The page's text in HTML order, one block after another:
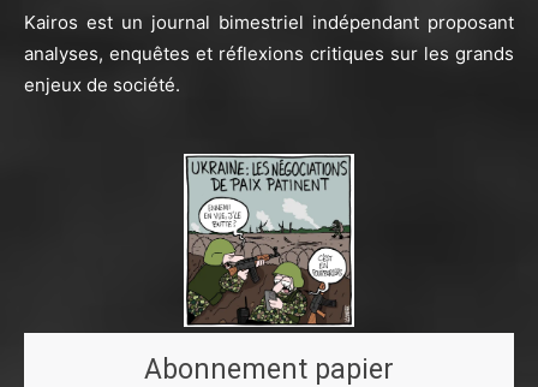
Kairos est un journal bimestriel indépendant proposant
analyses, enquêtes et réflexions critiques sur les grands
enjeux de société.
Abonnement papier